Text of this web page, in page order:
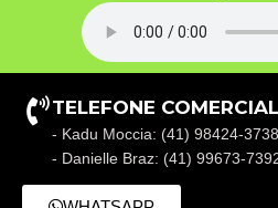
TELEFONE COMERCIAL
- Kadu Moccia: (41) 98424-3738
- Danielle Braz: (41) 99673-